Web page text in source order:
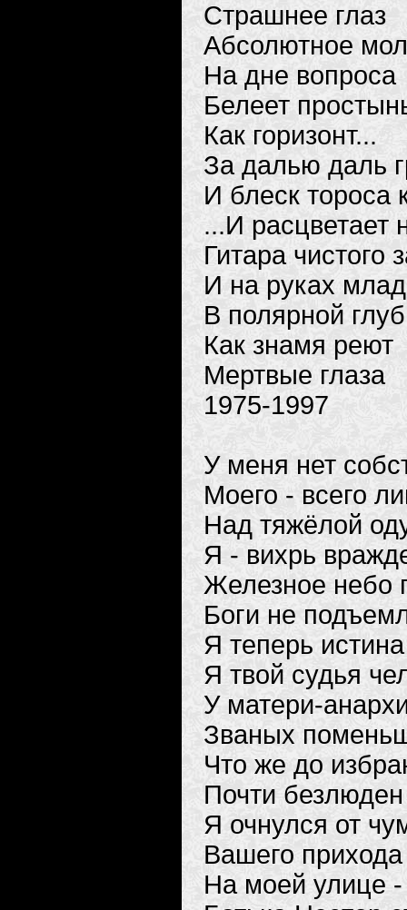
Страшнее глаз
Абсолютное
На дне вопроса
Белеет
Как горизонт...
За далью даль
И блеск тороса
...И расцветает
Гитара чистого
И на руках
В полярной
Как знамя реют
Мертвые глаза
1975-1997
У меня нет
Моего - всего
Над тяжёлой
Я - вихрь
Железное небо
Боги не
Я теперь
Я твой судья
У матери-
Званых
Что же до
Почти безлюден
Я очнулся от
Вашего
На моей улице -